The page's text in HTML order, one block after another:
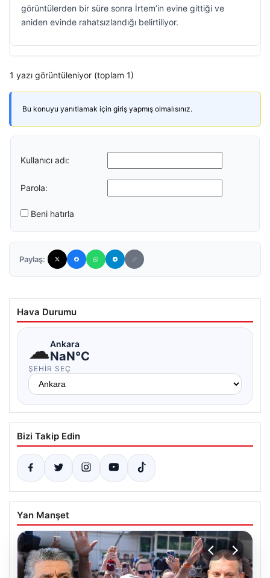
görüntülerden bir süre sonra İrtem’in evine gittiği ve
aniden evinde rahatsızlandığı belirtiliyor.
1 yazı görüntüleniyor (toplam 1)
Bu konuyu yanıtlamak için giriş yapmış olmalısınız.
Kullanıcı adı:
Parola:
Beni hatırla
Paylaş:
Hava Durumu
☁Ankara
NaN°C
ŞEHIR SEÇ
Bizi Takip Edin
Yan Manşet